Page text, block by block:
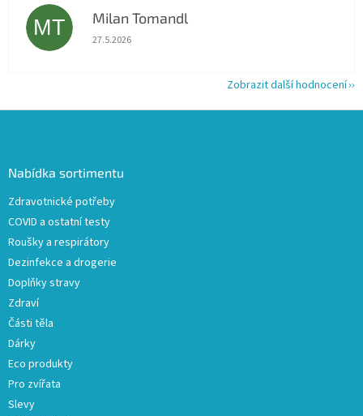
MT Milan Tomandl
Hodnocení obchodu je 5 z 5 hvězdiček.
27.5.2026
Zobrazit další hodnocení
Nabídka sortimentu
Zdravotnické potřeby
COVID a ostatní testy
Roušky a respirátory
Dezinfekce a drogerie
Doplňky stravy
Zdraví
Části těla
Dárky
Eco produkty
Pro zvířata
Slevy